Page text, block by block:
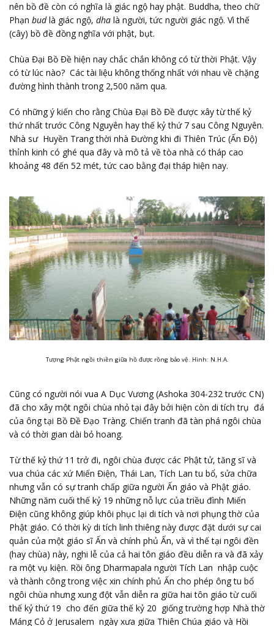
nên bồ đề còn có nghĩa là giác ngộ hay phật. Buddha, theo chữ
Phạn budlà giác ngộ, dha là người, tức người giác ngộ. Vì thế
(cây) bồ đề đồng nghĩa với phật, bụt.
Chùa Đại Bồ Đề hiện nay chắc chắn không có từ thời Phật. Vậy
có từ lúc nào? Các tài liệu không thống nhất với nhau về chặng
đường hình thành trong 2,500 năm qua.
Có những ý kiến cho rằng Chùa Đại Bồ Đề được xây từ thế kỷ
thứ nhất trước Công Nguyên hay thế kỷ thứ 7 sau Công Nguyên.
Nhà sư Huyền Trang thời nhà Đường khi đi Thiên Trúc (Ấn Độ)
thỉnh kinh có ghé qua đây và mô tả về tòa nhà có tháp cao
khoảng 48 đến 52 mét, tức cao bằng đại tháp hiện nay.
Tượng Phật ngồi thiền giữa hồ được rồng bảo vệ. Hình: N.H.A.
Cũng có người nói vua A Dục Vương (Ashoka 304-232 trước CN)
đã cho xây một ngôi chùa nhỏ tại đây bởi hiện còn di tích trụ đá
của ông tại Bồ Đề Đạo Tràng. Chiến tranh đã tàn phá ngôi chùa
và có thời gian dài bỏ hoang.
Từ thế kỷ thứ 11 trở đi, ngôi chùa được các Phật tử, tăng sĩ và
vua chúa các xứ Miến Điện, Thái Lan, Tích Lan tu bổ, sửa chữa
nhưng vẫn có sự tranh chấp giữa người Ấn giáo và Phật giáo.
Những năm cuối thế kỷ 19 những nỗ lực của triều đình Miến
Điện cũng không giúp khôi phục lại di tích và nơi phụng thờ của
Phật giáo. Có thời kỳ di tích linh thiêng này được đặt dưới sự cai
quản của một giáo sĩ Ấn và chính phủ Ấn, và vì thế tại ngôi đền
(hay chùa) này, nghi lễ của cả hai tôn giáo đều diễn ra và đã xảy
ra một vụ kiện. Rồi ông Dharmapala người Tích Lan nhập cuộc
và thành công trong việc xin chính phủ Ấn cho phép ông tu bổ
ngôi chùa nhưng xung đột vẫn diễn ra giữa hai tôn giáo từ cuối
thế kỷ thứ 19 cho đến giữa thế kỷ 20 giống trường hợp Nhà thờ
Máng Cỏ ở Jerusalem ngày xưa giữa Thiên Chúa giáo và Hồi